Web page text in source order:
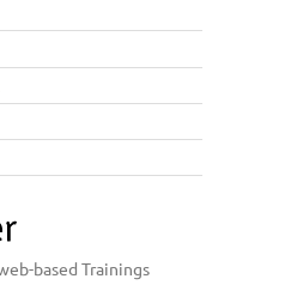
based Trainings